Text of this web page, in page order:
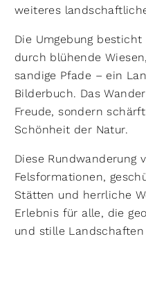
weiteres
Die Umgebung
durch blühende
sandige Pfade – ein
Bilderbuch. Das
Freude, sondern
Schönheit der Natur.
Diese Rundwanderung
Felsformationen,
Stätten und herrliche
Erlebnis für alle, die
und stille